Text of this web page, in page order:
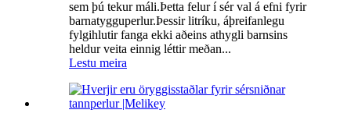
sem þú tekur máli.Þetta felur í sér val á efni fyrir
barnatygguperlur.Þessir litríku, áþreifanlegu
fylgihlutir fanga ekki aðeins athygli barnsins
heldur veita einnig léttir meðan...
Lestu meira